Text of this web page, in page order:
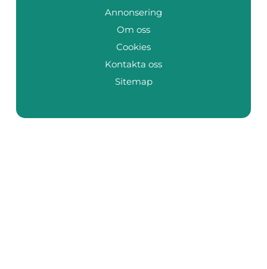
Annonsering
Om oss
Cookies
Kontakta oss
Sitemap